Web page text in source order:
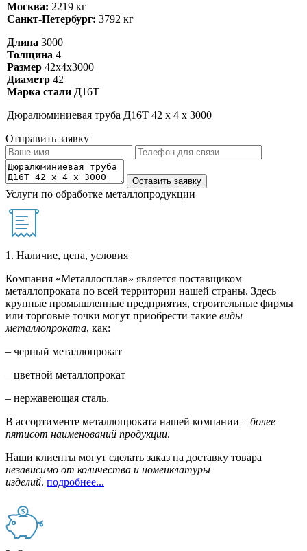
Москва: 2219 кг
Санкт-Петербург: 3792 кг
Длина 3000
Толщина 4
Размер 42х4х3000
Диаметр 42
Марка стали Д16Т
Дюралюминиевая труба Д16Т 42 х 4 х 3000
Отправить заявку
Услуги по обработке металлопродукции
1. Наличие, цена, условия
Компания «Металлосплав» является поставщиком
металлопроката по всей территории нашей страны. Здесь
крупные промышленные предприятия, строительные фирмы
или торговые точки могут приобрести такие виды
металлопроката, как:
– черный металлопрокат
– цветной металлопрокат
– нержавеющая сталь.
В ассортименте металлопроката нашей компании – более
пятисот наименований продукции.
Наши клиенты могут сделать заказ на доставку товара
независимо от количества и номенклатуры
изделий. подробнее...